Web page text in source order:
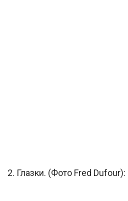
2. Глазки. (Фото Fred Dufour):